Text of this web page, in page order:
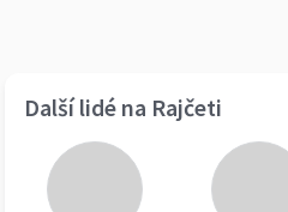
Další lidé na Rajčeti